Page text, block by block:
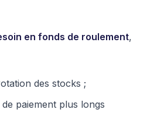
en fonds de roulement,
des stocks ;
paiement plus longs